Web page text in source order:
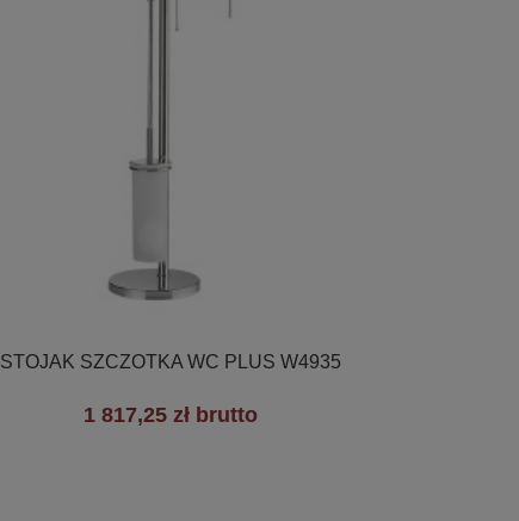
Szybki podgląd
STOJAK SZCZOTKA WC PLUS W4935
1 817,25 zł brutto